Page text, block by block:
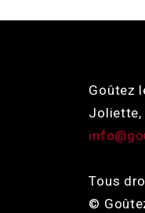
Goûtez
Joliette,
Tous
©